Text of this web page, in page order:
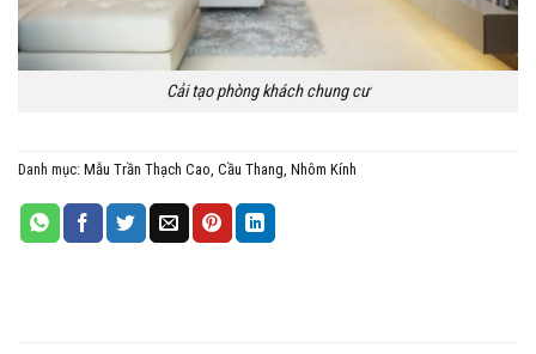
Cải tạo phòng khách chung cư
Danh mục: Mẫu Trần Thạch Cao, Cầu Thang, Nhôm Kính